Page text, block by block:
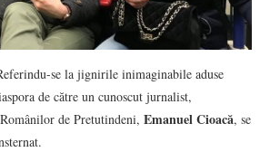
se la jignirile inimaginabile aduse
de către un cunoscut jurnalist,
de Pretutindeni, Emanuel Cioacă, se